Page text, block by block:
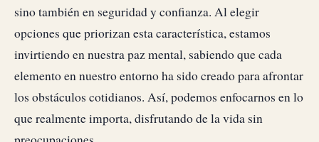
sino también en seguridad y confianza. Al elegir
opciones que priorizan esta característica, estamos
invirtiendo en nuestra paz mental, sabiendo que cada
elemento en nuestro entorno ha sido creado para afrontar
los obstáculos cotidianos. Así, podemos enfocarnos en lo
que realmente importa, disfrutando de la vida sin